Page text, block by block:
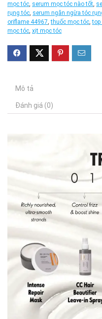
mọc tóc, serum mọc tóc nào tốt,
rụng tóc, serum ngăn ngừa tóc
oriflame 44967,thuốc mọc tóc,top
mọc tóc, xịt mọc tóc
Mô tả
Đánh giá (0)